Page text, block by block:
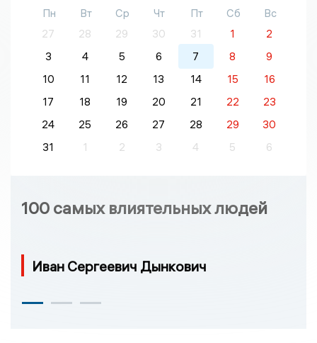
Пн Вт Ср Чт Пт Сб
Вс
27
28 29 30 31 1
2
3
4 5 6 7 8
9
10
11 12 13 14 15
16
17
18 19 20 21 22
23
24
25 26 27 28 29
30
31
1 2 3 4 5 6
100 самых влиятельных людей
Иван Сергеевич Дынкович